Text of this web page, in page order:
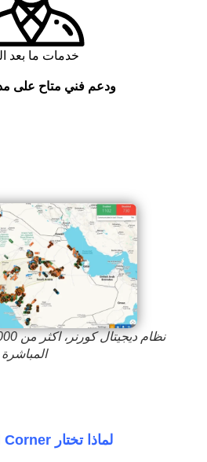
خدمات ما بعد
ودعم فني متاح على
المباشرة
لماذا تختار Digital Corner؟